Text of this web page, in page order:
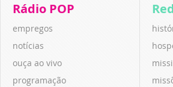
Rádio POP
empregos
notícias
ouça ao vivo
programação